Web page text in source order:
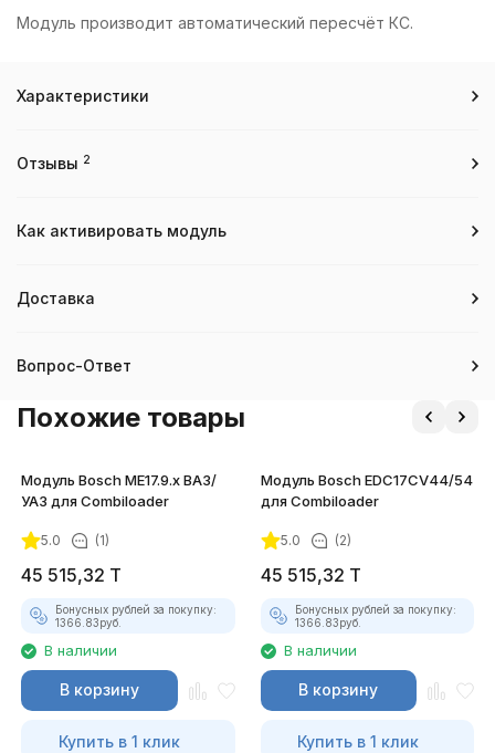
Модуль производит автоматический пересчёт КС.
Характеристики
Отзывы 2
Как активировать модуль
Доставка
Вопрос-Ответ
Похожие товары
Модуль Bosch ME17.9.x ВАЗ/
УАЗ для Combiloader
5.0 (1)
45 515,32 T
Бонусных рублей за покупку:
1366.83руб.
В наличии
В корзину
Купить в 1 клик
Модуль Bosch EDC17CV44/54
для Combiloader
5.0 (2)
45 515,32 T
Бонусных рублей за покупку:
1366.83руб.
В наличии
В корзину
Купить в 1 клик